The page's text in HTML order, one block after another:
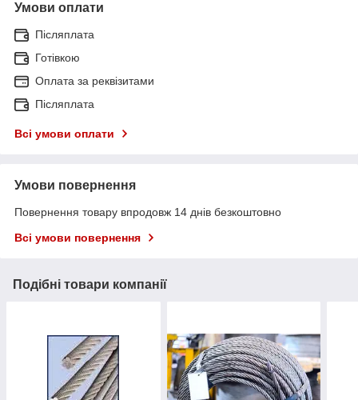
Умови оплати
Післяплата
Готівкою
Оплата за реквізитами
Післяплата
Всі умови оплати
Умови повернення
Повернення товару впродовж 14 днів безкоштовно
Всі умови повернення
Подібні товари компанії